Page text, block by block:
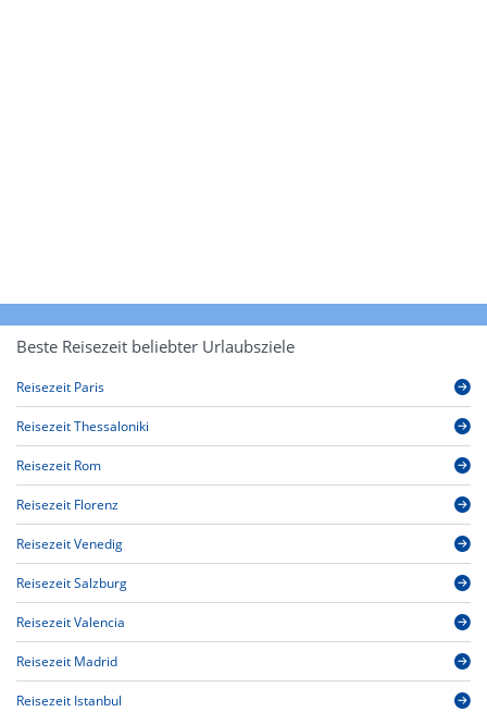
Beste Reisezeit beliebter Urlaubsziele
Reisezeit Paris
Reisezeit Thessaloniki
Reisezeit Rom
Reisezeit Florenz
Reisezeit Venedig
Reisezeit Salzburg
Reisezeit Valencia
Reisezeit Madrid
Reisezeit Istanbul